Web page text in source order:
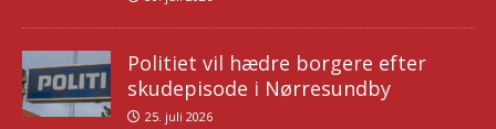
Politiet vil hædre borgere efter
skudepisode i Nørresundby
25. juli 2026